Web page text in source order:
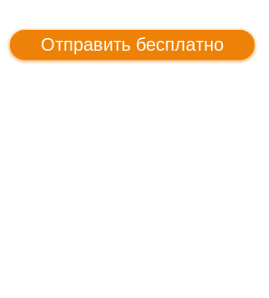
Отправить бесплатно